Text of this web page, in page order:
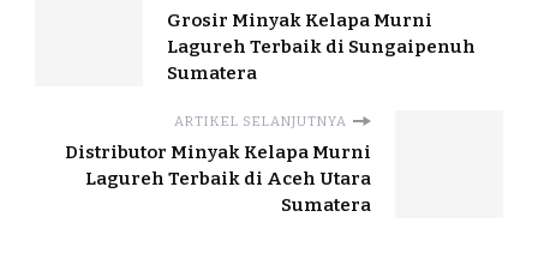
Grosir Minyak Kelapa Murni
Lagureh Terbaik di Sungaipenuh
Sumatera
ARTIKEL SELANJUTNYA
Distributor Minyak Kelapa Murni
Lagureh Terbaik di Aceh Utara
Sumatera